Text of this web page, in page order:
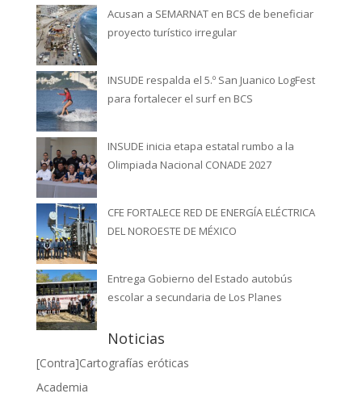
Acusan a SEMARNAT en BCS de beneficiar
proyecto turístico irregular
INSUDE respalda el 5.º San Juanico LogFest
para fortalecer el surf en BCS
INSUDE inicia etapa estatal rumbo a la
Olimpiada Nacional CONADE 2027
CFE FORTALECE RED DE ENERGÍA ELÉCTRICA
DEL NOROESTE DE MÉXICO
Entrega Gobierno del Estado autobús
escolar a secundaria de Los Planes
Noticias
[Contra]Cartografías eróticas
Academia